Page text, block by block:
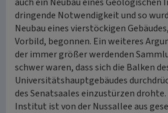
dringende Notwendigkeit und so
Neubau eines vierstöckigen
Vorbild, begonnen. Ein weiteres
der immer größer werdenden
schwer waren, dass sich die Balken
Universitätshauptgebäudes
des Senatsaales einzustürzen
Institut ist von der Nussallee aus